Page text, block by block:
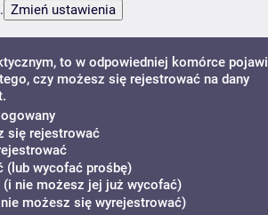
.
to w odpowiedniej komórce pojawi
czy możesz się rejestrować na dany
się rejestrować
(lub wycofać prośbę)
nie możesz jej już wycofać)
możesz się wyrejestrować)